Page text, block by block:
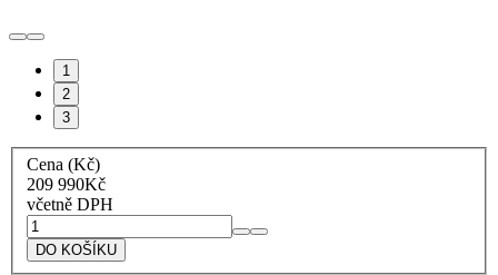
1
2
3
Cena (Kč)
209 990Kč
včetně DPH
Lofra
Sporák
RRD156MFT+MFT/AEOV
DO KOŠÍKU